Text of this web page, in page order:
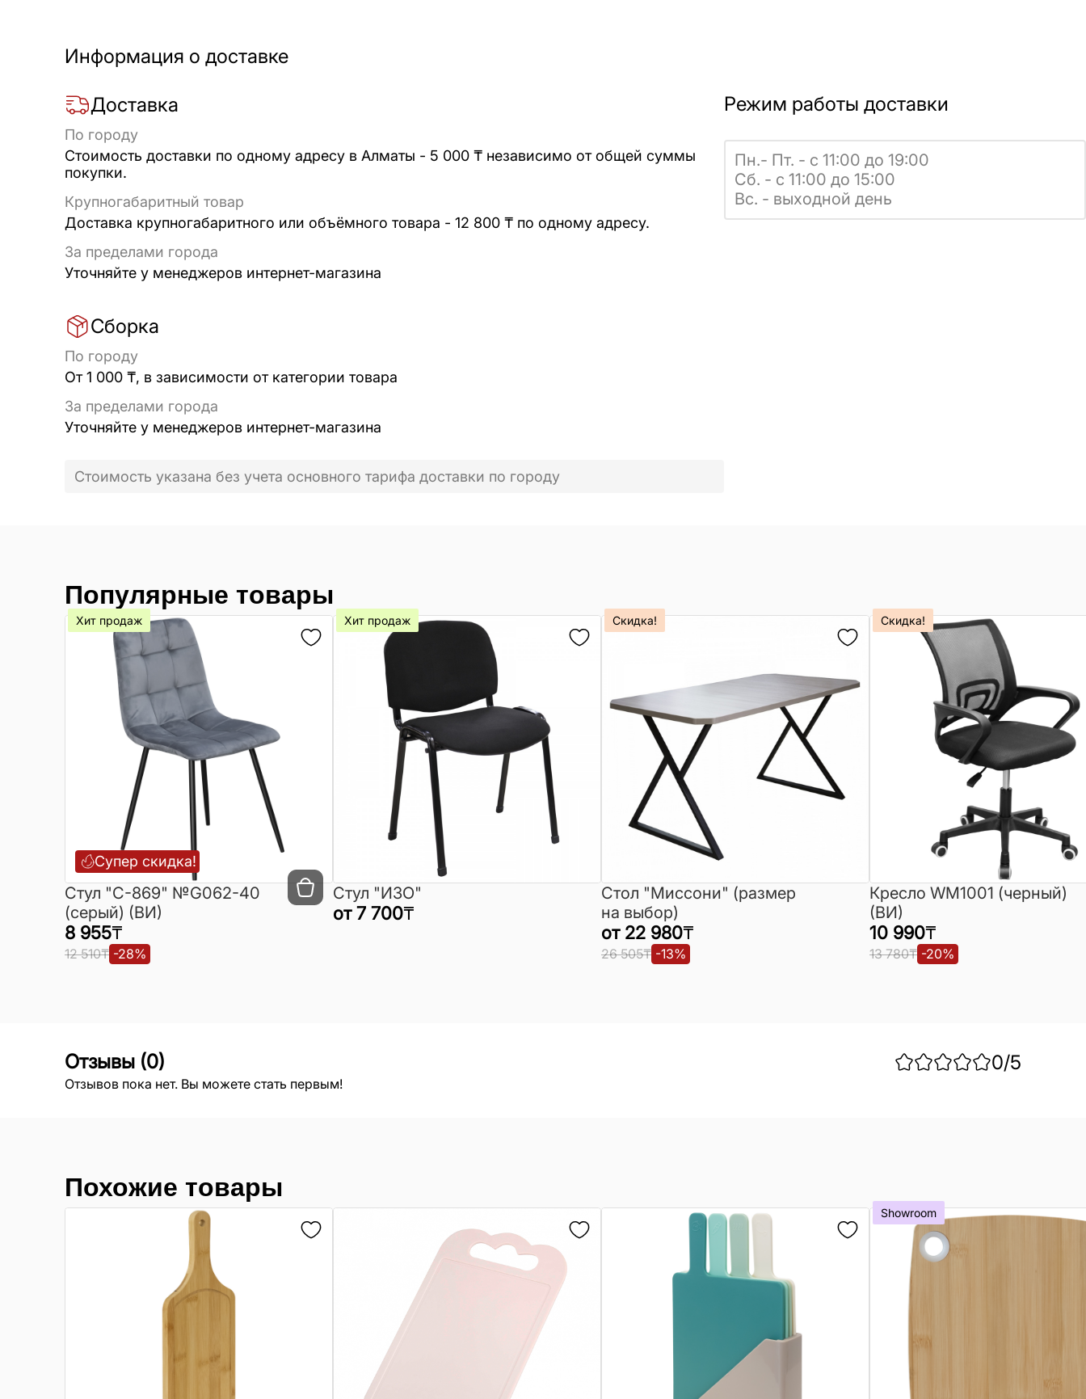
Информация о доставке
Доставка
По городу
Стоимость доставки по одному адресу в Алматы - 5 000 ₸ независимо от общей суммы
покупки.
Крупногабаритный товар
Доставка крупногабаритного или объёмного товара - 12 800 ₸ по одному адресу.
За пределами города
Уточняйте у менеджеров интернет-магазина
Сборка
По городу
От 1 000 ₸, в зависимости от категории товара
За пределами города
Уточняйте у менеджеров интернет-магазина
Стоимость указана без учета основного тарифа доставки по городу
Режим работы доставки
Пн.- Пт. - с 11:00 до 19:00
Сб. - с 11:00 до 15:00
Вс. - выходной день
Популярные товары
Супер скидка!
Хит продаж
Cтул "C-869" №G062-40
(серый) (ВИ)
8 955₸
12 510₸ -28%
Хит продаж
Стул "ИЗО"
от 7 700₸
Скидка!
Стол "Миссони" (размер
на выбор)
от 22 980₸
26 505₸ -13%
Скидка!
Кресло WM1001 (черный)
(ВИ)
10 990₸
13 780₸ -20%
Отзывы (0) 0/5
Отзывов пока нет. Вы можете стать первым!
Похожие товары
Showroom